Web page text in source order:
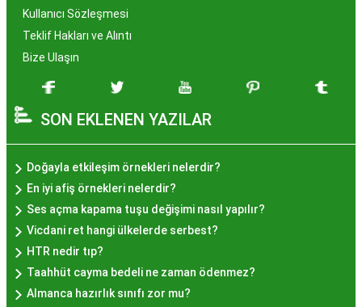
İstanbul, tarih ve kültür mirasıyla öne çıkan bir
şehir olmasıyla birlikte, geleneksel lezzetlerle de
zenginleşmiştir. Hayır lokması, özel günlerde
hazırlanan ve lezzetiyle damaklarda unutulmaz
izler bırakan bir tatlıdır. İstanbul'da popüler
olmasının arkasında bu eşsiz lezzetin herkesi
cezbetmesi ve geleneksel dokunuşlarla
hazırlanması yatmaktadır.
Hayır Lokması İstanbul'da
Nerede Bulunur?
İstanbul genelinde birçok yerel işletme ve
Kullanıcı Sözleşmesi
Teklif Hakları ve Alıntı
Bize Ulaşın
SON EKLENEN YAZILAR
Doğayla etkileşim örnekleri nelerdir?
En iyi afiş örnekleri nelerdir?
Ses açma kapama tuşu değişimi nasıl yapılır?
Vicdani ret hangi ülkelerde serbest?
HTR nedir tıp?
Taahhüt cayma bedeli ne zaman ödenmez?
Almanca hazırlık sınıfı zor mu?